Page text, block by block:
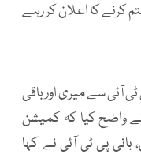
کرنے کا اعلان کر رہے
ٹی آئی سے میری اور باقی
نے واضح کیا کہ کمیشن
بانی پی ٹی آئی نے کہا